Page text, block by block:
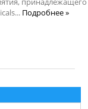
Подробнее »